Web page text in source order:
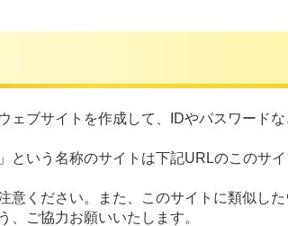
ブサイトを作成して、IDやパスワード
いう名称のサイトは下記URLのこのサイ
ください。また、このサイトに類似し
、ご協力お願いいたします。